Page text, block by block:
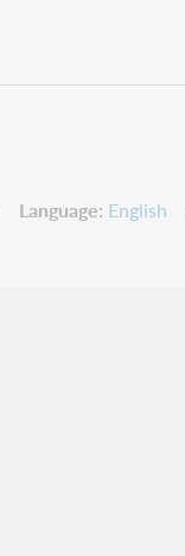
Language English